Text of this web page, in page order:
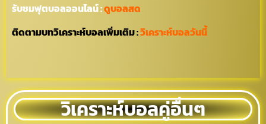
รับชมฟุตบอลออนไลน์ :ดูบอลสด
ติดตามบทวิเคราะห์บอลเพิ่มเติม :วิเคราะห์บอลวันนี้
วิเคราะห์บอลคู่อื่นๆ